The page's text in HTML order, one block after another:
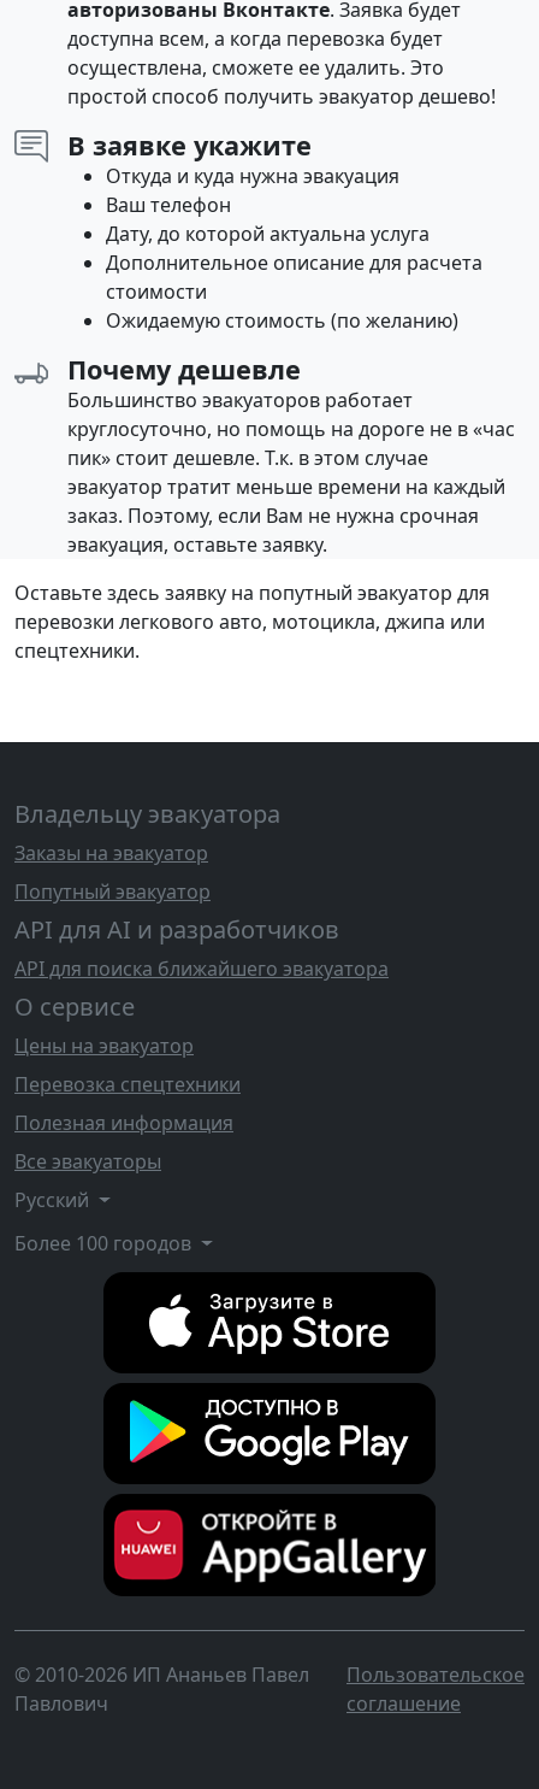
авторизованы Вконтакте. Заявка будет
доступна всем, а когда перевозка будет
осуществлена, сможете ее удалить. Это
простой способ получить эвакуатор дешево!
В заявке укажите
Откуда и куда нужна эвакуация
Ваш телефон
Дату, до которой актуальна услуга
Дополнительное описание для расчета
стоимости
Ожидаемую стоимость (по желанию)
Почему дешевле
Большинство эвакуаторов работает
круглосуточно, но помощь на дороге не в «час
пик» стоит дешевле. Т.к. в этом случае
эвакуатор тратит меньше времени на каждый
заказ. Поэтому, если Вам не нужна срочная
эвакуация, оставьте заявку.
Оставьте здесь заявку на попутный эвакуатор для
перевозки легкового авто, мотоцикла, джипа или
спецтехники.
Владельцу эвакуатора
Заказы на эвакуатор
Попутный эвакуатор
API для AI и разработчиков
API для поиска ближайшего эвакуатора
О сервисе
Цены на эвакуатор
Перевозка спецтехники
Полезная информация
Все эвакуаторы
Русский
Более 100 городов
© 2010-2026 ИП Ананьев Павел
Павлович
Пользовательское
соглашение